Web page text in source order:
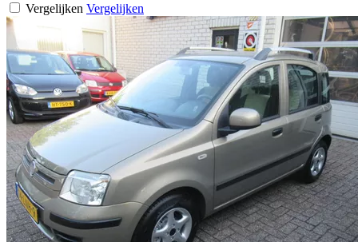
Vergelijken Vergelijken